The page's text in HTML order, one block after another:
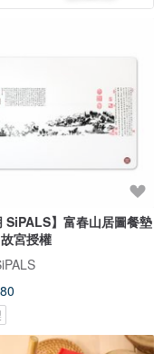
SiPALS】富春山居圖餐墊
宮授權